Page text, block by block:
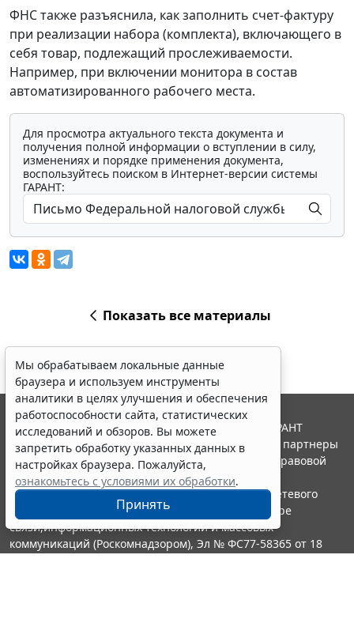
ФНС также разъяснила, как заполнить счет-фактуру
при реализации набора (комплекта), включающего в
себя товар, подлежащий прослеживаемости.
Например, при включении монитора в состав
автоматизированного рабочего места.
Для просмотра актуального текста документа и
получения полной информации о вступлении в силу,
изменениях и порядке применения документа,
воспользуйтесь поиском в Интернет-версии системы
ГАРАНТ:
Показать все материалы
Мы обрабатываем локальные данные
браузера и используем инструменты
аналитики в целях улучшения и обеспечения
работоспособности сайта, статистических
исследований и обзоров. Вы можете
запретить обработку указанных данных в
настройках браузера. Пожалуйста,
ознакомьтесь с условиями их обработки.
Принять
© ООО "НПП "ГАРАНТ-СЕРВИС", 2026. Система ГАРАНТ
выпускается с 1990 года. Компания "Гарант" и ее партнеры
являются участниками Российской ассоциации правовой
информации ГАРАНТ.
Портал ГАРАНТ.РУ зарегистрирован в качестве сетевого
издания Федеральной службой по надзору в сфере
связи,информационных технологий и массовых
коммуникаций (Роскомнадзором), Эл № ФС77-58365 от 18